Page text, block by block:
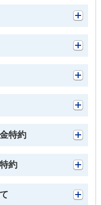
特約
約